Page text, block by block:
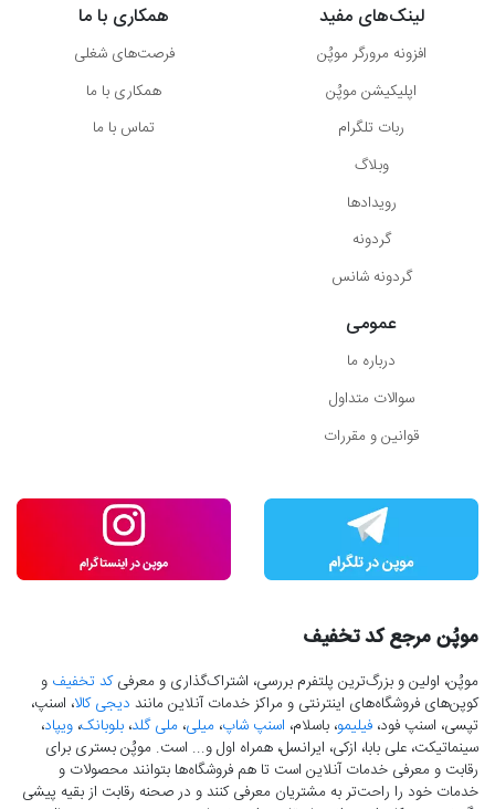
لینک‌های مفید
افزونه مرورگر موپُن
اپلیکیشن موپُن
ربات تلگرام
وبلاگ
رویدادها
گردونه
گردونه شانس
همکاری با ما
فرصت‌های شغلی
همکاری با ما
تماس با ما
عمومی
درباره ما
سوالات متداول
قوانین و مقررات
موپُن مرجع کد تخفیف
موپُن، اولین و بزرگ‌ترین پلتفرم بررسی، اشتراک‌گذاری و معرفیکد تخفیف و
کوپن‌های فروشگاه‌های اینترنتی و مراکز خدمات آنلاین مانند دیجی کالا، اسنپ،
تپسی، اسنپ فود، فیلیمو، باسلام، اسنپ شاپ، میلی، ملی گلد، بلوبانک، ویپاد،
سینماتیکت، علی بابا، ازکی، ایرانسل، همراه اول و... است. موپُن بستری برای
رقابت و معرفی خدمات آنلاین است تا هم فروشگاه‌ها بتوانند محصولات و
خدمات خود را راحت‌تر به مشتریان معرفی کنند و در صحنه رقابت از بقیه پیشی